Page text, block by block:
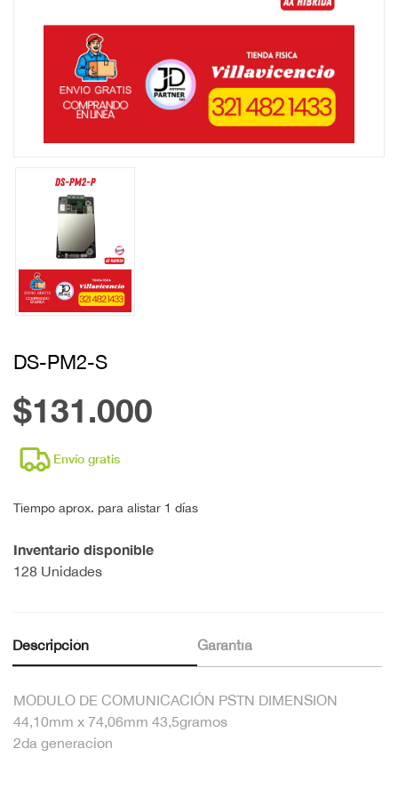
DS-PM2-S
$131.000
Envío gratis
Tiempo aprox. para alistar 1 días
Inventario disponible
128 Unidades
Descripción Garantía
MODULO DE COMUNICACIÓN PSTN DIMENSION
44,10mm x 74,06mm 43,5gramos
2da generacion